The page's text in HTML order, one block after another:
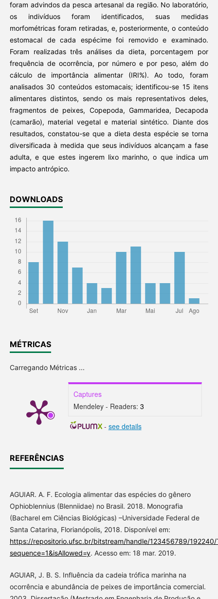
foram advindos da pesca artesanal da região. No laboratório,
os indivíduos foram identificados, suas medidas
morfométricas foram retiradas, e, posteriormente, o conteúdo
estomacal de cada espécime foi removido e examinado.
Foram realizadas três análises da dieta, porcentagem por
frequência de ocorrência, por número e por peso, além do
cálculo de importância alimentar (IRI%). Ao todo, foram
analisados 30 conteúdos estomacais; identificou-se 15 itens
alimentares distintos, sendo os mais representativos deles,
fragmentos de peixes, Copepoda, Gammaridea, Decapoda
(camarão), material vegetal e material sintético. Diante dos
resultados, constatou-se que a dieta desta espécie se torna
diversificada à medida que seus indivíduos alcançam a fase
adulta, e que estes ingerem lixo marinho, o que indica um
impacto antrópico.
DOWNLOADS
MÉTRICAS
Carregando Métricas ...
Captures
Mendeley - Readers: 3
- see details
REFERÊNCIAS
AGUIAR. A. F. Ecologia alimentar das espécies do gênero
Ophioblennius (Blenniidae) no Brasil. 2018. Monografia
(Bacharel em Ciências Biológicas) –Universidade Federal de
Santa Catarina, Florianópolis, 2018. Disponível em:
https://repositorio.ufsc.br/bitstream/handle/123456789/192240/
sequence=1&isAllowed=y. Acesso em: 18 mar. 2019.
AGUIAR, J. B. S. Influência da cadeia trófica marinha na
ocorrência e abundância de peixes de importância comercial.